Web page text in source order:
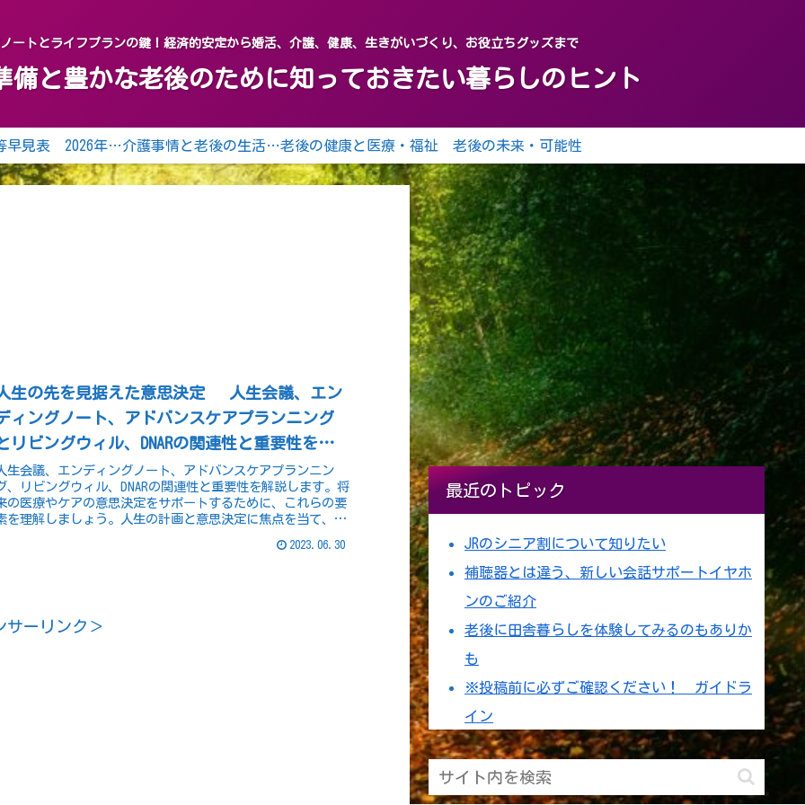
ートとライフプランの鍵！経済的安定から婚活、介護、健康、生きがいづくり、お役立ちグッズまで
備と豊かな老後のために知っておきたい暮らしのヒント
年齢等早見表 2026年（令和8年） 2027年（令和9年） 介護事情と老後の生活の知恵老後の健康と医療・福祉 老後の未来・可能性
生の先を見据えた意思決定 人生会議、エン
ィングノート、アドバンスケアプランニング
リビングウィル、DNARの関連性と重要性を解
生会議、エンディングノート、アドバンスケアプランニン
、リビングウィル、DNARの関連性と重要性を解説します。将
の医療やケアの意思決定をサポートするために、これらの要
を理解しましょう。人生の計画と意思決定に焦点を当て、
2023.06.30
サーリンク＞
最近のトピック
JRのシニア割について知りたい
補聴器とは違う、新しい会話サポートイヤホ
ンのご紹介
老後に田舎暮らしを体験してみるのもありか
も
※投稿前に必ずご確認ください！ ガイドラ
イン